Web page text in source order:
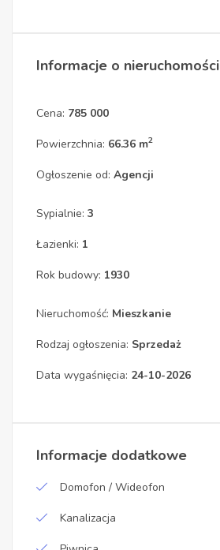
Informacje o nieruchomości
Cena: 785 000
Powierzchnia: 66.36 m2
Ogłoszenie od: Agencji
Sypialnie: 3
Łazienki: 1
Rok budowy: 1930
Nieruchomość: Mieszkanie
Rodzaj ogłoszenia: Sprzedaż
Data wygaśnięcia: 24-10-2026
Informacje dodatkowe
Domofon / Wideofon
Kanalizacja